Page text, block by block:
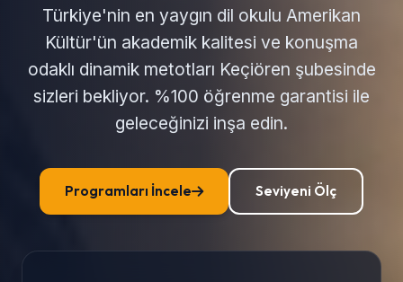
Türkiye'nin en yaygın dil okulu Amerikan
Kültür'ün akademik kalitesi ve konuşma
odaklı dinamik metotları Keçiören şubesinde
sizleri bekliyor. %100 öğrenme garantisi ile
geleceğinizi inşa edin.
Programları İncele Seviyeni Ölç